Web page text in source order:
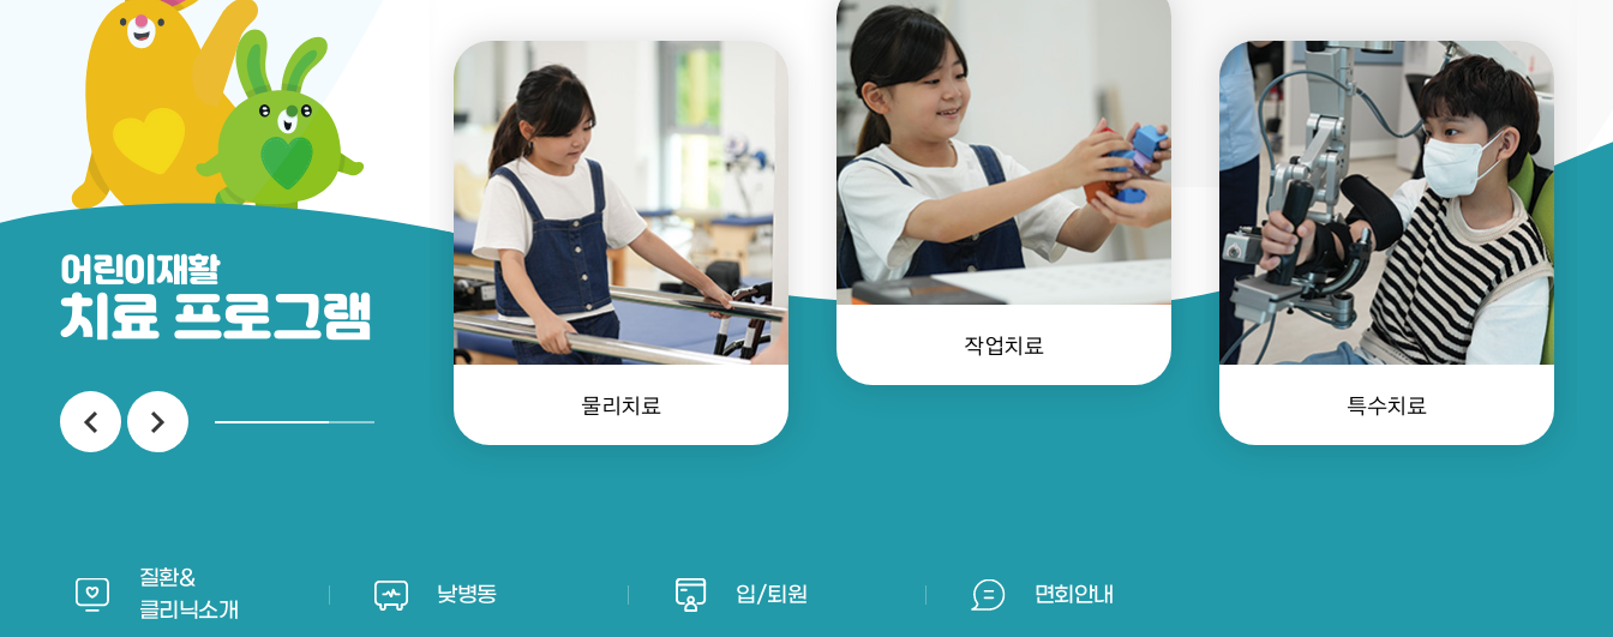
어린이재활
치료 프로그램
특수치료
물리치료
작업치료
특수치료
질환&
클리닉소개
낮병동 입/퇴원 면회안내